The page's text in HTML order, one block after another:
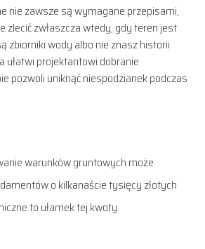
nie zawsze są wymagane przepisami,
zlecić zwłaszcza wtedy, gdy teren jest
zbiorniki wody albo nie znasz historii
ułatwi projektantowi dobranie
pozwoli uniknąć niespodzianek podczas
warunków gruntowych może
o kilkanaście tysięcy złotych
to ułamek tej kwoty.